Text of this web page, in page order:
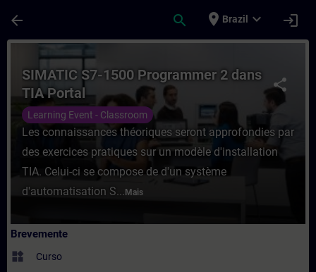
arrow_back search place Brazil expand_more login
Curso - SIMATIC S7-1500 Programmer
share
SIMATIC S7-1500 Programmer 2 dans
TIA Portal
Learning Event - Classroom
Les connaissances théoriques seront approfondies par
des exercices pratiques sur un modèle d'installation
TIA. Celui-ci se compose de d'un système
d'automatisation S... Mais
Brevemente
widgets Curso